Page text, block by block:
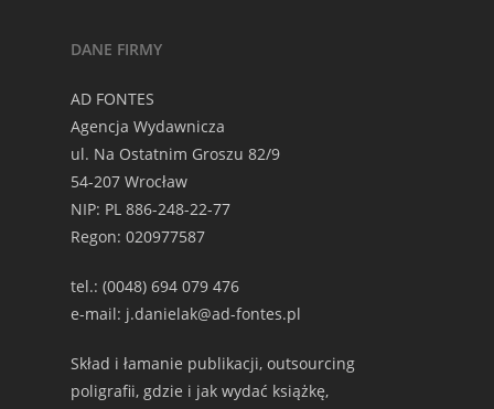
DANE FIRMY
AD FONTES
Agencja Wydawnicza
ul. Na Ostatnim Groszu 82/9
54-207 Wrocław
NIP: PL 886-248-22-77
Regon: 020977587
tel.: (0048) 694 079 476
e-mail: j.danielak@ad-fontes.pl
Skład i łamanie publikacji, outsourcing
poligrafii, gdzie i jak wydać książkę,